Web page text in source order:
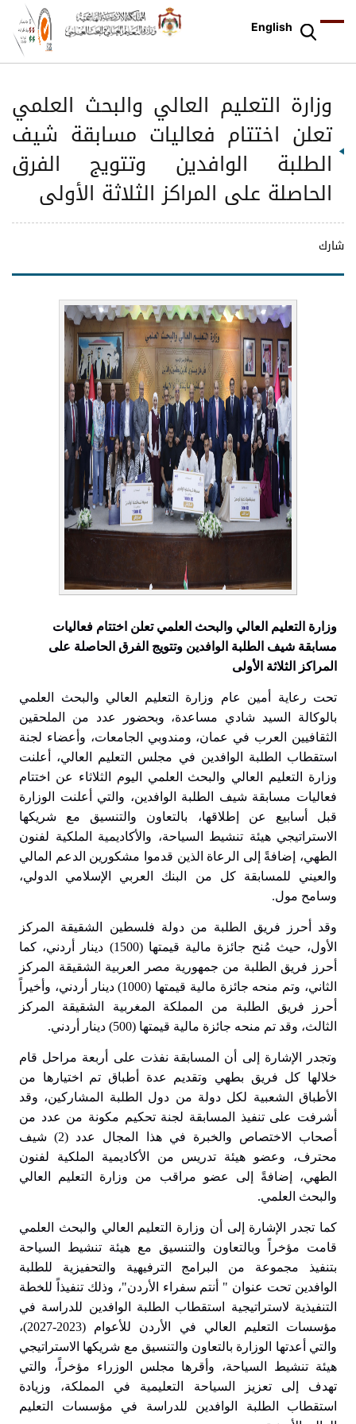
English
وزارة التعليم العالي والبحث العلمي
تعلن اختتام فعاليات مسابقة شيف
الطلبة الوافدين وتتويج الفرق
الحاصلة على المراكز الثلاثة الأولى
شارك
وزارة التعليم العالي والبحث العلمي تعلن اختتام فعاليات
مسابقة شيف الطلبة الوافدين وتتويج الفرق الحاصلة على
المراكز الثلاثة الأولى
تحت رعاية أمين عام وزارة التعليم العالي والبحث العلمي
بالوكالة السيد شادي مساعدة، وبحضور عدد من الملحقين
الثقافيين العرب في عمان، ومندوبي الجامعات، وأعضاء لجنة
استقطاب الطلبة الوافدين في مجلس التعليم العالي، أعلنت
وزارة التعليم العالي والبحث العلمي اليوم الثلاثاء عن اختتام
فعاليات مسابقة شيف الطلبة الوافدين، والتي أعلنت الوزارة
قبل أسابيع عن إطلاقها، بالتعاون والتنسيق مع شريكها
الاستراتيجي هيئة تنشيط السياحة، والأكاديمية الملكية لفنون
الطهي، إضافةً إلى الرعاة الذين قدموا مشكورين الدعم المالي
والعيني للمسابقة كل من البنك العربي الإسلامي الدولي،
وسامح مول.
وقد أحرز فريق الطلبة من دولة فلسطين الشقيقة المركز
الأول، حيث مُنح جائزة مالية قيمتها (1500) دينار أردني، كما
أحرز فريق الطلبة من جمهورية مصر العربية الشقيقة المركز
الثاني، وتم منحه جائزة مالية قيمتها (1000) دينار أردني، وأخيراً
أحرز فريق الطلبة من المملكة المغربية الشقيقة المركز
الثالث، وقد تم منحه جائزة مالية قيمتها (500) دينار أردني.
وتجدر الإشارة إلى أن المسابقة نفذت على أربعة مراحل قام
خلالها كل فريق بطهي وتقديم عدة أطباق تم اختيارها من
الأطباق الشعبية لكل دولة من دول الطلبة المشاركين، وقد
أشرفت على تنفيذ المسابقة لجنة تحكيم مكونة من عدد من
أصحاب الاختصاص والخبرة في هذا المجال عدد (2) شيف
محترف، وعضو هيئة تدريس من الأكاديمية الملكية لفنون
الطهي، إضافةً إلى عضو مراقب من وزارة التعليم العالي
والبحث العلمي.
كما تجدر الإشارة إلى أن وزارة التعليم العالي والبحث العلمي
قامت مؤخراً وبالتعاون والتنسيق مع هيئة تنشيط السياحة
بتنفيذ مجموعة من البرامج الترفيهية والتحفيزية للطلبة
الوافدين تحت عنوان " أنتم سفراء الأردن"، وذلك تنفيذاً للخطة
التنفيذية لاستراتيجية استقطاب الطلبة الوافدين للدراسة في
مؤسسات التعليم العالي في الأردن للأعوام (2023-2027)،
والتي أعدتها الوزارة بالتعاون والتنسيق مع شريكها الاستراتيجي
هيئة تنشيط السياحة، وأقرها مجلس الوزراء مؤخراً، والتي
تهدف إلى تعزيز السياحة التعليمية في المملكة، وزيادة
استقطاب الطلبة الوافدين للدراسة في مؤسسات التعليم